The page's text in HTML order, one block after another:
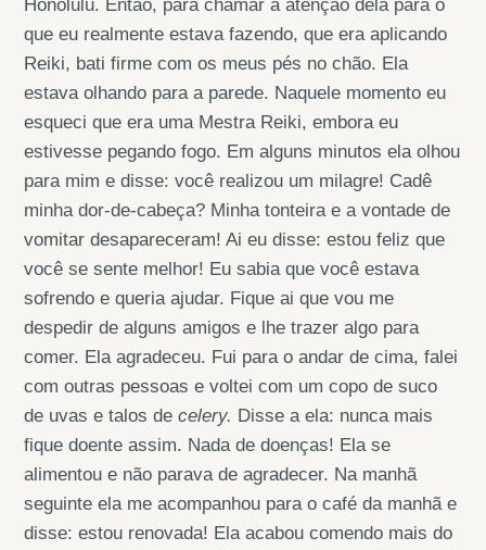
Honolulu. Então, para chamar a atenção dela para o
que eu realmente estava fazendo, que era aplicando
Reiki, bati firme com os meus pés no chão. Ela
estava olhando para a parede. Naquele momento eu
esqueci que era uma Mestra Reiki, embora eu
estivesse pegando fogo. Em alguns minutos ela olhou
para mim e disse: você realizou um milagre! Cadê
minha dor-de-cabeça? Minha tonteira e a vontade de
vomitar desapareceram! Ai eu disse: estou feliz que
você se sente melhor! Eu sabia que você estava
sofrendo e queria ajudar. Fique ai que vou me
despedir de alguns amigos e lhe trazer algo para
comer. Ela agradeceu. Fui para o andar de cima, falei
com outras pessoas e voltei com um copo de suco
de uvas e talos decelery. Disse a ela: nunca mais
fique doente assim. Nada de doenças! Ela se
alimentou e não parava de agradecer. Na manhã
seguinte ela me acompanhou para o café da manhã e
disse: estou renovada! Ela acabou comendo mais do